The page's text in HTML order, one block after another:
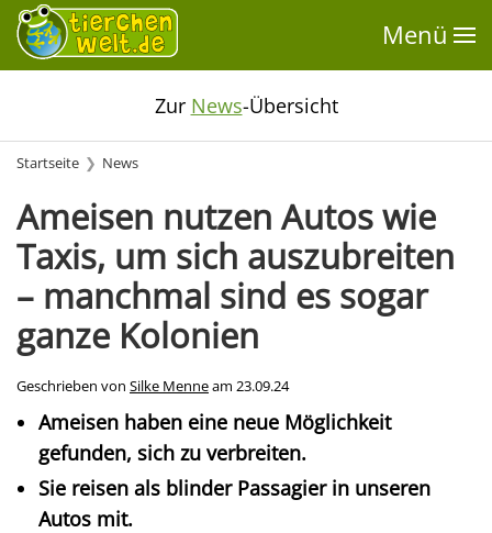
Menü
Zur News-Übersicht
Startseite News
Ameisen nutzen Autos wie
Taxis, um sich auszubreiten
– manchmal sind es sogar
ganze Kolonien
Geschrieben von Silke Menneam 23.09.24
Ameisen haben eine neue Möglichkeit
gefunden, sich zu verbreiten.
Sie reisen als blinder Passagier in unseren
Autos mit.